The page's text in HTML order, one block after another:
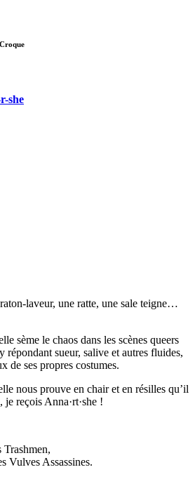
Croque
she
laveur, une ratte, une sale teigne…
sème le chaos dans les scènes queers
répondant sueur, salive et autres fluides,
de ses propres costumes.
nous prouve en chair et en résilles qu’il
reçois Anna·rt·she !
Trashmen,
Vulves Assassines.